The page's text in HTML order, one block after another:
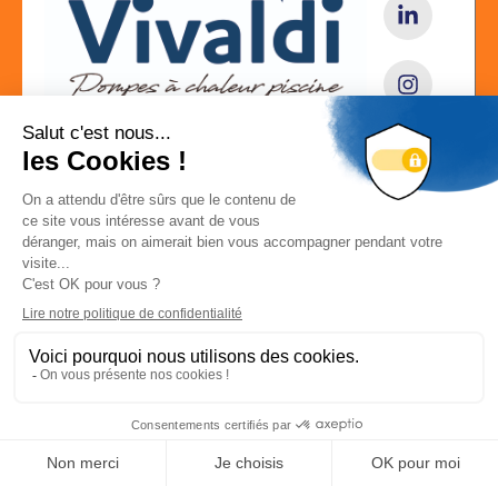
Localisation
3, rue Jules Verne , Gironde, 33185 LE HAILLAN
Localiser la société